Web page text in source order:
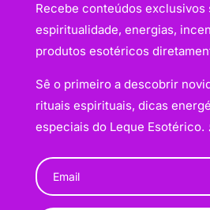
Recebe conteúdos exclusivos
espiritualidade, energias,
produtos esotéricos
Sê o primeiro a descobrir
rituais espirituais, dicas
especiais do Leque Esotérico.